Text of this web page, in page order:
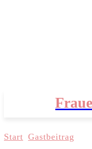
Start Gastbeitrag